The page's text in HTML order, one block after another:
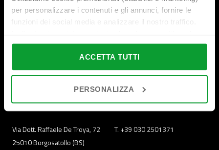
per personalizzare i contenuti e gli annunci, fornire le
funzioni dei social media e analizzare il nostro traffico.
nostro sito ai nostri partner che si occupano di analisi dei
dati web, pubblicità e social media, i quali potrebbero
combinarle con altre informazioni che hai fornito loro o
Cliccando su “PERSONALIZZA“ potrai scegliere quali
cookie potranno essere implementati ad esclusione di
sito. Cliccando su “ACCETTA TUTTI” invece accetterai di
implementare tutti i cookie. Chiudendo questo banner
ACCETTA TUTTI
PERSONALIZZA
Sede principale
25010 Borgosatollo (BS)
F. +39 030 2507032
bonomini@bonomini.com
Spedizione merci
Via Dott. Raffaele De Troya, 72
25010 Borgosatollo (BS)
T. +39 030 2501371